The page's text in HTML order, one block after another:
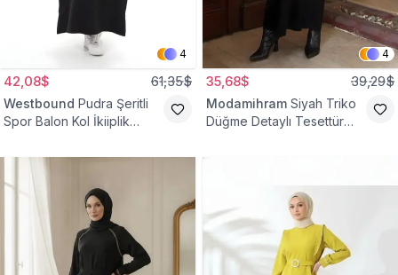
4
42,08$ 61,35$
Westbound Pudra Şeritli
Spor Balon Kol İkiiplik
4
35,68$ 39,29$
Modamihram Siyah Triko
Düğme Detaylı Tesettür